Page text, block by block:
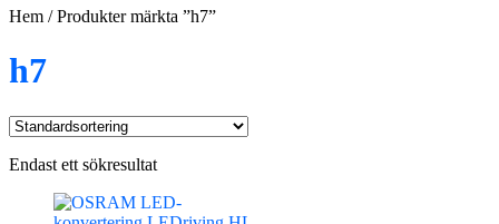
Hem /Produkter märkta ”h7”
h7
Endast ett sökresultat